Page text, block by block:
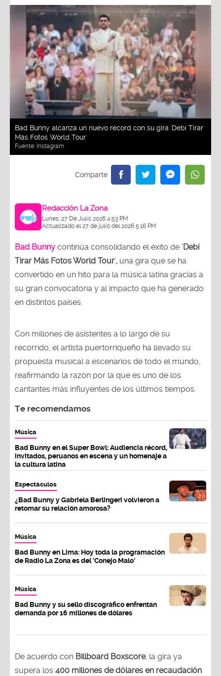
Bad Bunny alcanza un nuevo récord con su gira 'Debí Tirar
Más Fotos World Tour'
Fuente: Instagram
Redacción La Zona
Lunes, 27 De Julio 2026 4:53 PM
Actualizado el 27 de julio del 2026 5:16 PM
Bad Bunny continúa consolidando el éxito de 'Debí
Tirar Más Fotos World Tour', una gira que se ha
convertido en un hito para la música latina gracias a
su gran convocatoria y al impacto que ha generado
en distintos países.
Con millones de asistentes a lo largo de su
recorrido, el artista puertorriqueño ha llevado su
propuesta musical a escenarios de todo el mundo,
reafirmando la razón por la que es uno de los
cantantes más influyentes de los últimos tiempos.
Te recomendamos
Música
Bad Bunny en el Super Bowl: Audiencia récord,
invitados, peruanos en escena y un homenaje a
la cultura latina
Espectáculos
¿Bad Bunny y Gabriela Berlingeri volvieron a
retomar su relación amorosa?
Música
Bad Bunny en Lima: Hoy toda la programación
de Radio La Zona es del ‘Conejo Malo’
Música
Bad Bunny y su sello discográfico enfrentan
demanda por 16 millones de dólares
De acuerdo con Billboard Boxscore, la gira ya
supera los 400 millones de dólares en recaudación